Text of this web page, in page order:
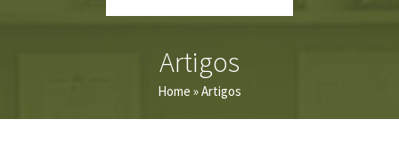
Artigos
Home » Artigos